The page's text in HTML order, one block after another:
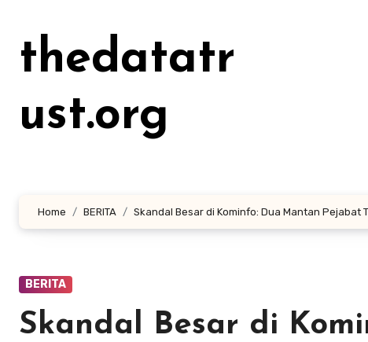
kontenthedatatr
ust.org
Home BERITA Skandal Besar di Kominfo: Dua Mantan Pejabat
BERITA
Skandal Besar di